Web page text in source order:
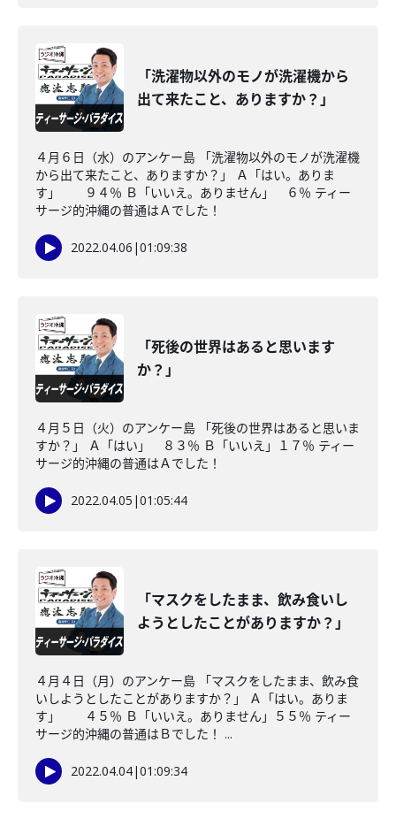
「洗濯物以外のモノが洗濯機から
出て来たこと、ありますか？」
４月６日（水）のアンケー島 「洗濯物以外のモノが洗濯機
から出て来たこと、ありますか？」 Ａ「はい。ありま
す」 ９４％ Ｂ「いいえ。ありません」 ６％ ティー
サージ的沖縄の普通はＡでした！
2022.04.06 |01:09:38
「死後の世界はあると思います
か？」
４月５日（火）のアンケー島 「死後の世界はあると思いま
すか？」 Ａ「はい」 ８３％ Ｂ「いいえ」１７％ ティー
サージ的沖縄の普通はＡでした！
2022.04.05 |01:05:44
「マスクをしたまま、飲み食いし
ようとしたことがありますか？」
４月４日（月）のアンケー島 「マスクをしたまま、飲み食
いしようとしたことがありますか？」 Ａ「はい。ありま
す」 ４５％ Ｂ「いいえ。ありません」５５％ ティー
サージ的沖縄の普通はＢでした！ ...
2022.04.04|01:09:34